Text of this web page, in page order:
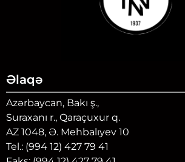
Əlaqə
Azərbaycan, Bakı ş.,
Suraxanı r., Qaraçuxur q.
AZ 1048, Ə. Mehbalıyev 10
Tel.: (994 12) 427 79 41